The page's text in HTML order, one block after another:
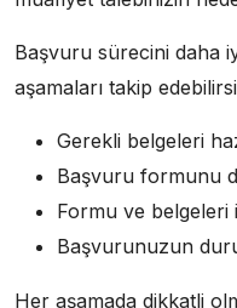
Başvuru sürecini daha
aşamaları takip
Gerekli belgeleri
Başvuru formunu
Formu ve belgeleri
Başvurunuzun
Her aşamada dikkatli